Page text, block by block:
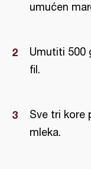
umućen
Umutiti 500
fil.
Sve tri kore
mleka.